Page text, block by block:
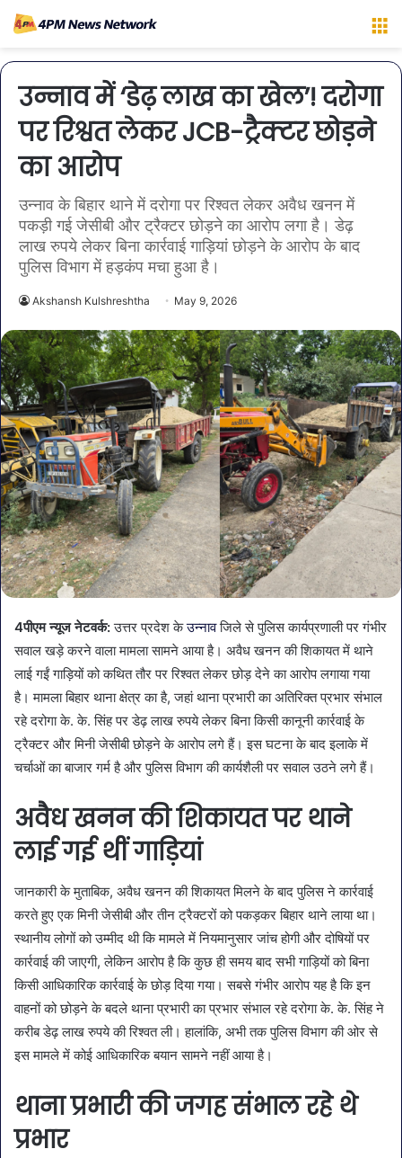
उन्नाव में ‘डेढ़ लाख का खेल’! दरोगा
पर रिश्वत लेकर JCB-ट्रैक्टर छोड़ने
का आरोप
उन्नाव के बिहार थाने में दरोगा पर रिश्वत लेकर अवैध खनन में
पकड़ी गई जेसीबी और ट्रैक्टर छोड़ने का आरोप लगा है। डेढ़
लाख रुपये लेकर बिना कार्रवाई गाड़ियां छोड़ने के आरोप के बाद
पुलिस विभाग में हड़कंप मचा हुआ है।
Akshansh Kulshreshtha May 9, 2026
4पीएम न्यूज नेटवर्क:उत्तर प्रदेश केउन्नावजिले से पुलिस कार्यप्रणाली पर गंभीर
सवाल खड़े करने वाला मामला सामने आया है। अवैध खनन की शिकायत में थाने
लाई गईं गाड़ियों को कथित तौर पर रिश्वत लेकर छोड़ देने का आरोप लगाया गया
है। मामला बिहार थाना क्षेत्र का है, जहां थाना प्रभारी का अतिरिक्त प्रभार संभाल
रहे दरोगा के. के. सिंह पर डेढ़ लाख रुपये लेकर बिना किसी कानूनी कार्रवाई के
ट्रैक्टर और मिनी जेसीबी छोड़ने के आरोप लगे हैं। इस घटना के बाद इलाके में
चर्चाओं का बाजार गर्म है और पुलिस विभाग की कार्यशैली पर सवाल उठने लगे हैं।
अवैध खनन की शिकायत पर थाने
लाई गई थीं गाड़ियां
जानकारी के मुताबिक, अवैध खनन की शिकायत मिलने के बाद पुलिस ने कार्रवाई
करते हुए एक मिनी जेसीबी और तीन ट्रैक्टरों को पकड़कर बिहार थाने लाया था।
स्थानीय लोगों को उम्मीद थी कि मामले में नियमानुसार जांच होगी और दोषियों पर
कार्रवाई की जाएगी, लेकिन आरोप है कि कुछ ही समय बाद सभी गाड़ियों को बिना
किसी आधिकारिक कार्रवाई के छोड़ दिया गया। सबसे गंभीर आरोप यह है कि इन
वाहनों को छोड़ने के बदले थाना प्रभारी का प्रभार संभाल रहे दरोगा के. के. सिंह ने
करीब डेढ़ लाख रुपये की रिश्वत ली। हालांकि, अभी तक पुलिस विभाग की ओर से
इस मामले में कोई आधिकारिक बयान सामने नहीं आया है।
थाना प्रभारी की जगह संभाल रहे थे
प्रभार